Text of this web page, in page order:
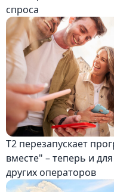
спроса
Т2 перезапускает
вместе" – теперь и
других операторов